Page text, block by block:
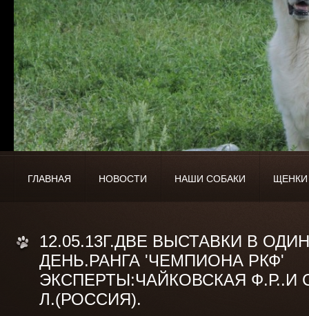
ГЛАВНАЯ НОВОСТИ НАШИ СОБАКИ ЩЕНКИ
12.05.13Г.ДВЕ ВЫСТАВКИ В ОДИН
ДЕНЬ.РАНГА 'ЧЕМПИОНА РКФ'
ЭКСПЕРТЫ:ЧАЙКОВСКАЯ Ф.Р..И
Л.(РОССИЯ).